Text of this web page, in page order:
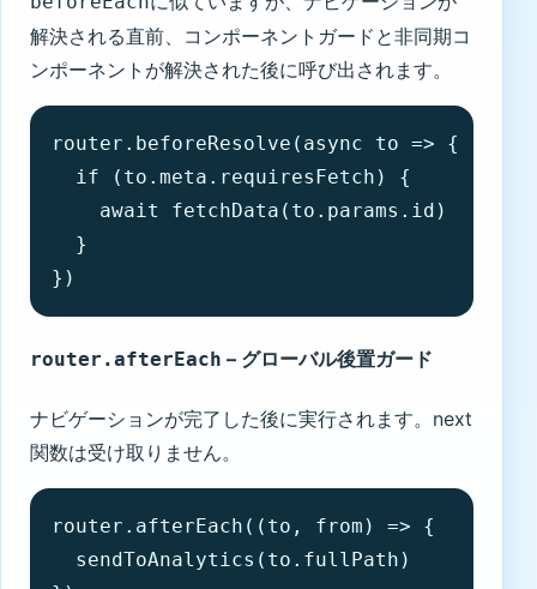
解決される直前、コンポーネントガードと非同期コ
ンポーネントが解決された後に呼び出されます。
router.beforeResolve(async to => {
  if (to.meta.requiresFetch) {
    await fetchData(to.params.id)
  }
})
router.afterEach – グローバル後置ガード
ナビゲーションが完了した後に実行されます。next
関数は受け取りません。
router.afterEach((to, from) => {
  sendToAnalytics(to.fullPath)